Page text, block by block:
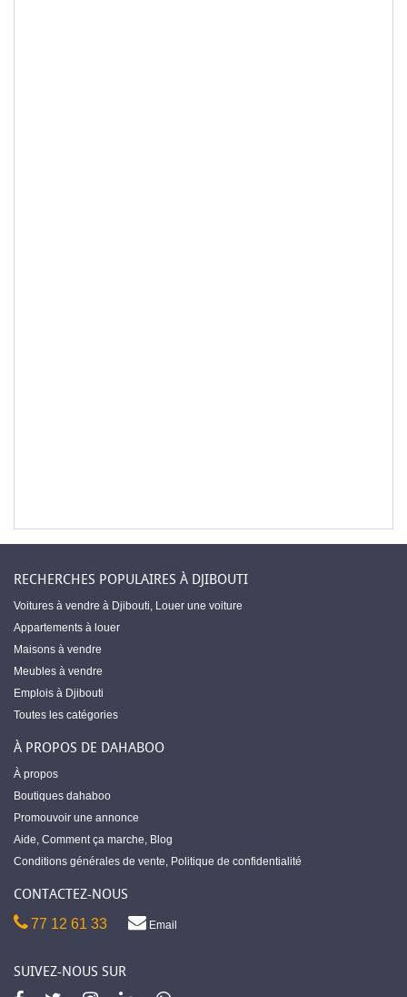
RECHERCHES POPULAIRES À DJIBOUTI
Voitures à vendre à Djibouti, Louer une voiture
Appartements à louer
Maisons à vendre
Meubles à vendre
Emplois à Djibouti
Toutes les catégories
À PROPOS DE DAHABOO
À propos
Boutiques dahaboo
Promouvoir une annonce
Aide, Comment ça marche, Blog
Conditions générales de vente, Politique de confidentialité
CONTACTEZ-NOUS
77 12 61 33 Email
SUIVEZ-NOUS SUR